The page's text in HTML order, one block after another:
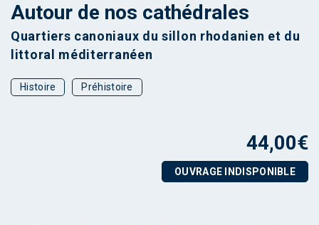
Autour de nos cathédrales
Quartiers canoniaux du sillon rhodanien et du
littoral méditerranéen
Histoire Préhistoire
44,00€
OUVRAGE INDISPONIBLE